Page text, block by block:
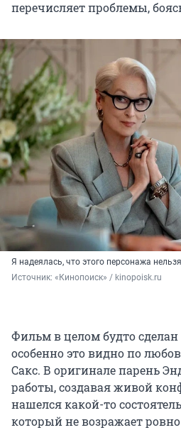
перечисляет проблемы,
Я надеялась, что этого персонажа
Источник: «Кинопоиск» / kinopoisk.ru
Фильм в целом будто
особенно это видно по
Сакс. В оригинале парень
работы, создавая живой
нашелся какой-то
который не возражает